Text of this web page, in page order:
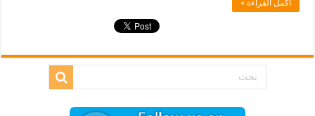
أكمل القراءة »